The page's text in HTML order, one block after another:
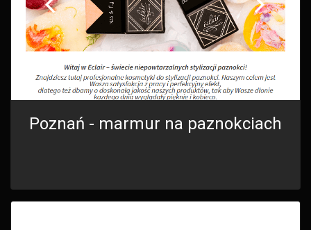
Poznań - marmur na paznokciach